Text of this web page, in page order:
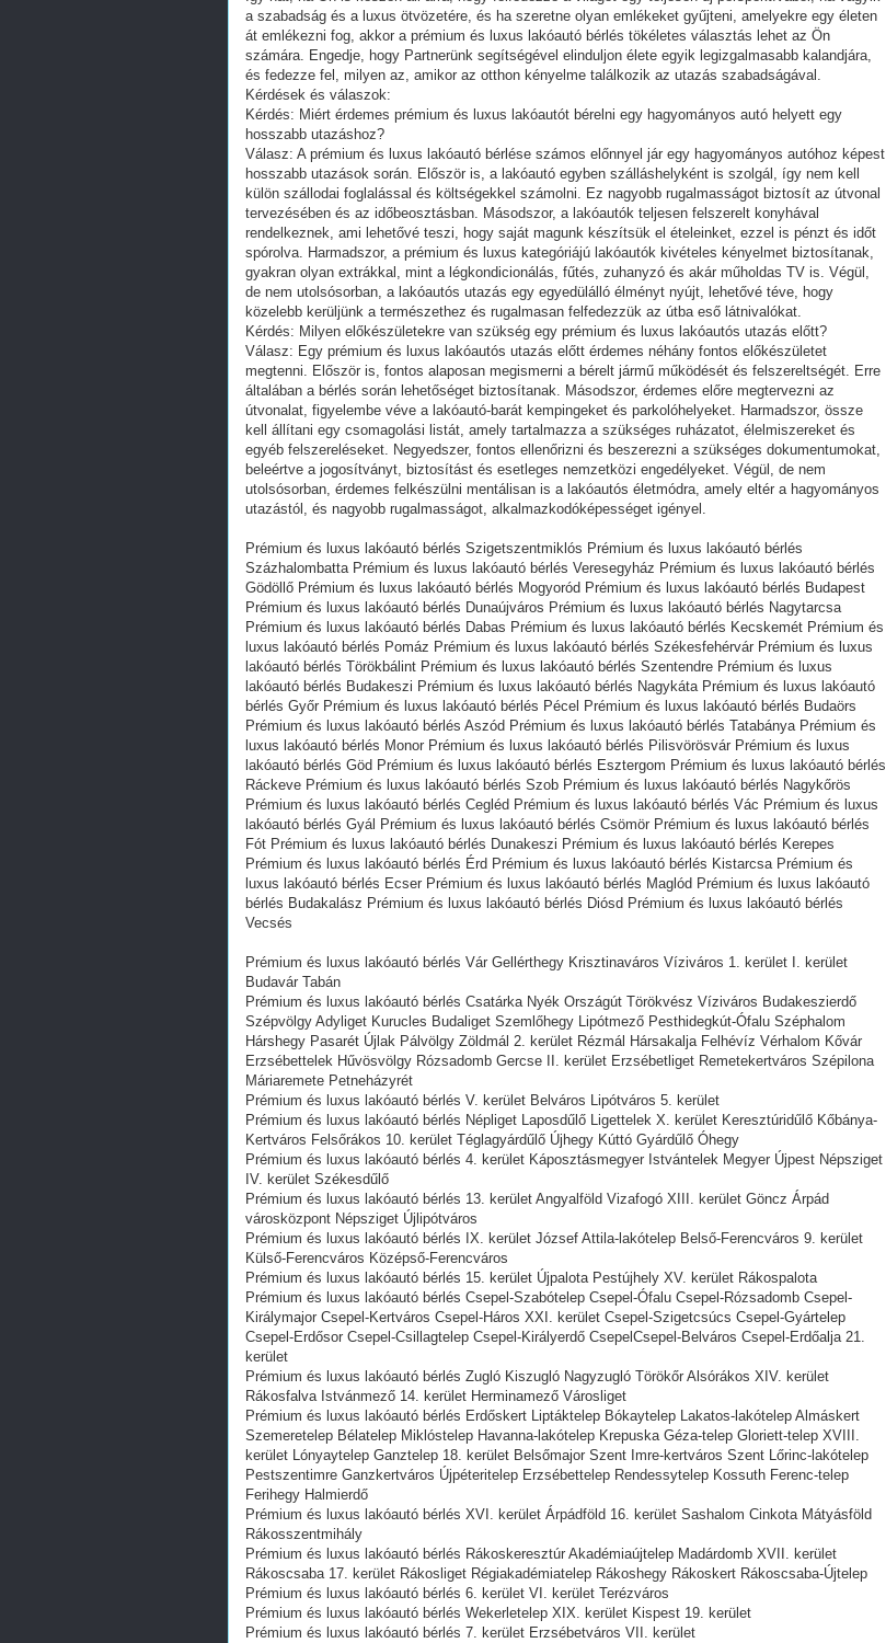
a szabadság és a luxus ötvözetére, és ha szeretne olyan emlékeket gyűjteni, amelyekre egy életen
át emlékezni fog, akkor a prémium és luxus lakóautó bérlés tökéletes választás lehet az Ön
számára. Engedje, hogy Partnerünk segítségével elinduljon élete egyik legizgalmasabb kalandjára,
és fedezze fel, milyen az, amikor az otthon kényelme találkozik az utazás szabadságával.
Kérdések és válaszok:
Kérdés: Miért érdemes prémium és luxus lakóautót bérelni egy hagyományos autó helyett egy
hosszabb utazáshoz?
Válasz: A prémium és luxus lakóautó bérlése számos előnnyel jár egy hagyományos autóhoz képest
hosszabb utazások során. Először is, a lakóautó egyben szálláshelyként is szolgál, így nem kell
külön szállodai foglalással és költségekkel számolni. Ez nagyobb rugalmasságot biztosít az útvonal
tervezésében és az időbeosztásban. Másodszor, a lakóautók teljesen felszerelt konyhával
rendelkeznek, ami lehetővé teszi, hogy saját magunk készítsük el ételeinket, ezzel is pénzt és időt
spórolva. Harmadszor, a prémium és luxus kategóriájú lakóautók kivételes kényelmet biztosítanak,
gyakran olyan extrákkal, mint a légkondicionálás, fűtés, zuhanyzó és akár műholdas TV is. Végül,
de nem utolsósorban, a lakóautós utazás egy egyedülálló élményt nyújt, lehetővé téve, hogy
közelebb kerüljünk a természethez és rugalmasan felfedezzük az útba eső látnivalókat.
Kérdés: Milyen előkészületekre van szükség egy prémium és luxus lakóautós utazás előtt?
Válasz: Egy prémium és luxus lakóautós utazás előtt érdemes néhány fontos előkészületet
megtenni. Először is, fontos alaposan megismerni a bérelt jármű működését és felszereltségét. Erre
általában a bérlés során lehetőséget biztosítanak. Másodszor, érdemes előre megtervezni az
útvonalat, figyelembe véve a lakóautó-barát kempingeket és parkolóhelyeket. Harmadszor, össze
kell állítani egy csomagolási listát, amely tartalmazza a szükséges ruházatot, élelmiszereket és
egyéb felszereléseket. Negyedszer, fontos ellenőrizni és beszerezni a szükséges dokumentumokat,
beleértve a jogosítványt, biztosítást és esetleges nemzetközi engedélyeket. Végül, de nem
utolsósorban, érdemes felkészülni mentálisan is a lakóautós életmódra, amely eltér a hagyományos
utazástól, és nagyobb rugalmasságot, alkalmazkodóképességet igényel.
Prémium és luxus lakóautó bérlés Szigetszentmiklós Prémium és luxus lakóautó bérlés
Százhalombatta Prémium és luxus lakóautó bérlés Veresegyház Prémium és luxus lakóautó bérlés
Gödöllő Prémium és luxus lakóautó bérlés Mogyoród Prémium és luxus lakóautó bérlés Budapest
Prémium és luxus lakóautó bérlés Dunaújváros Prémium és luxus lakóautó bérlés Nagytarcsa
Prémium és luxus lakóautó bérlés Dabas Prémium és luxus lakóautó bérlés Kecskemét Prémium és
luxus lakóautó bérlés Pomáz Prémium és luxus lakóautó bérlés Székesfehérvár Prémium és luxus
lakóautó bérlés Törökbálint Prémium és luxus lakóautó bérlés Szentendre Prémium és luxus
lakóautó bérlés Budakeszi Prémium és luxus lakóautó bérlés Nagykáta Prémium és luxus lakóautó
bérlés Győr Prémium és luxus lakóautó bérlés Pécel Prémium és luxus lakóautó bérlés Budaörs
Prémium és luxus lakóautó bérlés Aszód Prémium és luxus lakóautó bérlés Tatabánya Prémium és
luxus lakóautó bérlés Monor Prémium és luxus lakóautó bérlés Pilisvörösvár Prémium és luxus
lakóautó bérlés Göd Prémium és luxus lakóautó bérlés Esztergom Prémium és luxus lakóautó bérlés
Ráckeve Prémium és luxus lakóautó bérlés Szob Prémium és luxus lakóautó bérlés Nagykőrös
Prémium és luxus lakóautó bérlés Cegléd Prémium és luxus lakóautó bérlés Vác Prémium és luxus
lakóautó bérlés Gyál Prémium és luxus lakóautó bérlés Csömör Prémium és luxus lakóautó bérlés
Fót Prémium és luxus lakóautó bérlés Dunakeszi Prémium és luxus lakóautó bérlés Kerepes
Prémium és luxus lakóautó bérlés Érd Prémium és luxus lakóautó bérlés Kistarcsa Prémium és
luxus lakóautó bérlés Ecser Prémium és luxus lakóautó bérlés Maglód Prémium és luxus lakóautó
bérlés Budakalász Prémium és luxus lakóautó bérlés Diósd Prémium és luxus lakóautó bérlés
Vecsés
Prémium és luxus lakóautó bérlés Vár Gellérthegy Krisztinaváros Víziváros 1. kerület I. kerület
Budavár Tabán
Prémium és luxus lakóautó bérlés Csatárka Nyék Országút Törökvész Víziváros Budakeszierdő
Szépvölgy Adyliget Kurucles Budaliget Szemlőhegy Lipótmező Pesthidegkút-Ófalu Széphalom
Hárshegy Pasarét Újlak Pálvölgy Zöldmál 2. kerület Rézmál Hársakalja Felhévíz Vérhalom Kővár
Erzsébettelek Hűvösvölgy Rózsadomb Gercse II. kerület Erzsébetliget Remetekertváros Szépilona
Máriaremete Petneházyrét
Prémium és luxus lakóautó bérlés V. kerület Belváros Lipótváros 5. kerület
Prémium és luxus lakóautó bérlés Népliget Laposdűlő Ligettelek X. kerület Keresztúridűlő Kőbánya-
Kertváros Felsőrákos 10. kerület Téglagyárdűlő Újhegy Kúttó Gyárdűlő Óhegy
Prémium és luxus lakóautó bérlés 4. kerület Káposztásmegyer Istvántelek Megyer Újpest Népsziget
IV. kerület Székesdűlő
Prémium és luxus lakóautó bérlés 13. kerület Angyalföld Vizafogó XIII. kerület Göncz Árpád
városközpont Népsziget Újlipótváros
Prémium és luxus lakóautó bérlés IX. kerület József Attila-lakótelep Belső-Ferencváros 9. kerület
Külső-Ferencváros Középső-Ferencváros
Prémium és luxus lakóautó bérlés 15. kerület Újpalota Pestújhely XV. kerület Rákospalota
Prémium és luxus lakóautó bérlés Csepel-Szabótelep Csepel-Ófalu Csepel-Rózsadomb Csepel-
Királymajor Csepel-Kertváros Csepel-Háros XXI. kerület Csepel-Szigetcsúcs Csepel-Gyártelep
Csepel-Erdősor Csepel-Csillagtelep Csepel-Királyerdő CsepelCsepel-Belváros Csepel-Erdőalja 21.
kerület
Prémium és luxus lakóautó bérlés Zugló Kiszugló Nagyzugló Törökőr Alsórákos XIV. kerület
Rákosfalva Istvánmező 14. kerület Herminamező Városliget
Prémium és luxus lakóautó bérlés Erdőskert Liptáktelep Bókaytelep Lakatos-lakótelep Almáskert
Szemeretelep Bélatelep Miklóstelep Havanna-lakótelep Krepuska Géza-telep Gloriett-telep XVIII.
kerület Lónyaytelep Ganztelep 18. kerület Belsőmajor Szent Imre-kertváros Szent Lőrinc-lakótelep
Pestszentimre Ganzkertváros Újpéteritelep Erzsébettelep Rendessytelep Kossuth Ferenc-telep
Ferihegy Halmierdő
Prémium és luxus lakóautó bérlés XVI. kerület Árpádföld 16. kerület Sashalom Cinkota Mátyásföld
Rákosszentmihály
Prémium és luxus lakóautó bérlés Rákoskeresztúr Akadémiaújtelep Madárdomb XVII. kerület
Rákoscsaba 17. kerület Rákosliget Régiakadémiatelep Rákoshegy Rákoskert Rákoscsaba-Újtelep
Prémium és luxus lakóautó bérlés 6. kerület VI. kerület Terézváros
Prémium és luxus lakóautó bérlés Wekerletelep XIX. kerület Kispest 19. kerület
Prémium és luxus lakóautó bérlés 7. kerület Erzsébetváros VII. kerület